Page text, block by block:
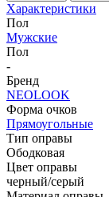
Характеристики
Пол
Мужские
Пол
-
Бренд
NEOLOOK
Форма очков
Прямоугольные
Тип оправы
Ободковая
Цвет оправы
черный/серый